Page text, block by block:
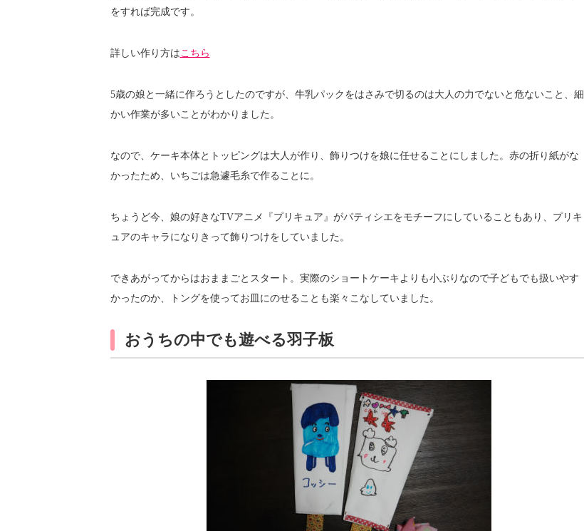
をすれば完成です。
詳しい作り方はこちら
5歳の娘と一緒に作ろうとしたのですが、牛乳パックをはさみで切るのは大人の力でないと危ないこと、細
かい作業が多いことがわかりました。
なので、ケーキ本体とトッピングは大人が作り、飾りつけを娘に任せることにしました。赤の折り紙がな
かったため、いちごは急遽毛糸で作ることに。
ちょうど今、娘の好きなTVアニメ『プリキュア』がパティシエをモチーフにしていることもあり、プリキ
ュアのキャラになりきって飾りつけをしていました。
できあがってからはおままごとスタート。実際のショートケーキよりも小ぶりなので子どもでも扱いやす
かったのか、トングを使ってお皿にのせることも楽々こなしていました。
おうちの中でも遊べる羽子板